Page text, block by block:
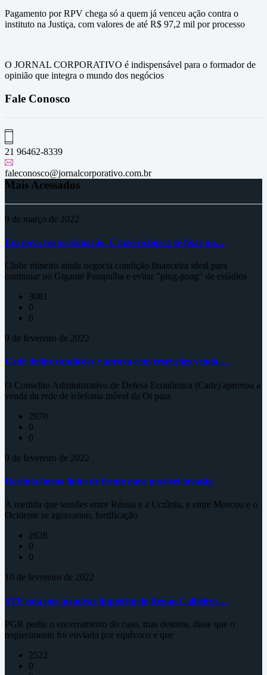
Pagamento por RPV chega só a quem já venceu ação contra o
instituto na Justiça, com valores de até R$ 97,2 mil por processo
O JORNAL CORPORATIVO é indispensável para o formador de
opinião que integra o mundo dos negócios
Fale Conosco
21 96462-8339
faleconosco@jornalcorporativo.com.br
Mais Acessados
9 de março de 2022
Em nova reaproximação, Cruzeiro busca se fixar no…
Clube mineiro ainda negocia condição financeira ideal para
continuar no Gigante Pampulha e evitar "ping-pong" de estádios
3081
0
0
9 de fevereiro de 2022
Cade define condições e aprova com restrições venda…
O Conselho Administrativo de Defesa Econômica (Cade) aprovou a
venda da rede de telefonia móvel da Oi para
2970
0
0
9 de fevereiro de 2022
Ucrânia forma linha de frente para possível invasão
À medida que tensões entre Rússia e a Ucrânia, e entre Moscou e o
Ocidente se agravaram, fortificação
2628
0
0
10 de fevereiro de 2022
STF vota por arquivar inquérito de Renan Calheiros…
PGR pediu o encerramento do caso, mas desistiu, disse que o
requerimento foi enviado por equívoco e que
2522
0